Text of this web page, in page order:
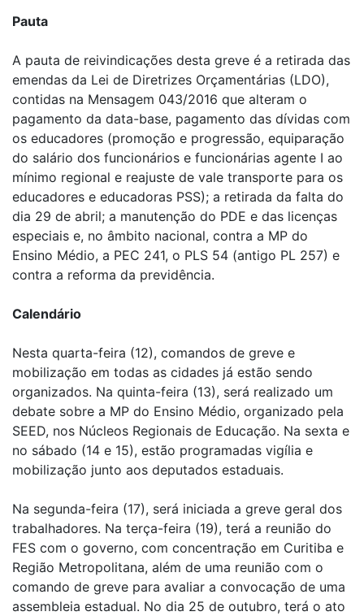
Pauta
A pauta de reivindicações desta greve é a retirada das
emendas da Lei de Diretrizes Orçamentárias (LDO),
contidas na Mensagem 043/2016 que alteram o
pagamento da data-base, pagamento das dívidas com
os educadores (promoção e progressão, equiparação
do salário dos funcionários e funcionárias agente I ao
mínimo regional e reajuste de vale transporte para os
educadores e educadoras PSS); a retirada da falta do
dia 29 de abril; a manutenção do PDE e das licenças
especiais e, no âmbito nacional, contra a MP do
Ensino Médio, a PEC 241, o PLS 54 (antigo PL 257) e
contra a reforma da previdência.
Calendário
Nesta quarta-feira (12), comandos de greve e
mobilização em todas as cidades já estão sendo
organizados. Na quinta-feira (13), será realizado um
debate sobre a MP do Ensino Médio, organizado pela
SEED, nos Núcleos Regionais de Educação. Na sexta e
no sábado (14 e 15), estão programadas vigília e
mobilização junto aos deputados estaduais.
Na segunda-feira (17), será iniciada a greve geral dos
trabalhadores. Na terça-feira (19), terá a reunião do
FES com o governo, com concentração em Curitiba e
Região Metropolitana, além de uma reunião com o
comando de greve para avaliar a convocação de uma
assembleia estadual. No dia 25 de outubro, terá o ato